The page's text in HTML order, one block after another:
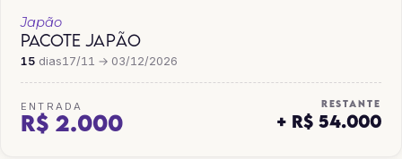
Japão
PACOTE JAPÃO
15 dias17/11 → 03/12/2026
ENTRADA
R$ 2.000
RESTANTE
+ R$ 54.000